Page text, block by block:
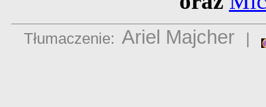
Tłumaczenie: Ariel Majcher |